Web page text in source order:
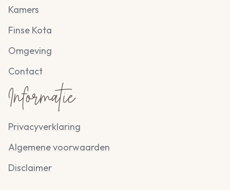
Kamers
Finse Kota
Omgeving
Contact
Informatie
Privacyverklaring
Algemene voorwaarden
Disclaimer